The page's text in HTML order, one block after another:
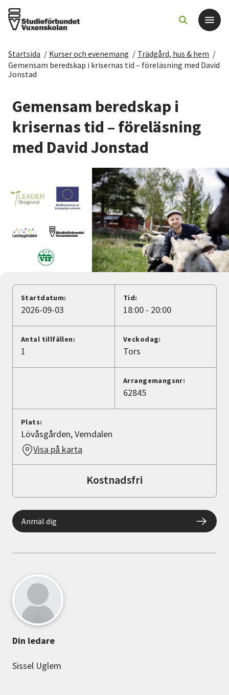
Det här gör vi
Sök kurser och evenemang
Om SV
Cirkelledare
Nyheter
Avdelningar
Lyssna
Startsida / Kurser och evenemang / Trädgård, hus & hem /
Gemensam beredskap i krisernas tid – föreläsning med David
Jonstad
Gemensam beredskap i
krisernas tid – föreläsning
med David Jonstad
Startdatum:
2026-09-03
Tid:
18:00 - 20:00
Antal tillfällen:
1
Veckodag:
Tors
Arrangemangsnr:
62845
Plats:
Lövåsgården, Vemdalen
Visa på karta
Kostnadsfri
Anmäl dig
Din ledare
Sissel Uglem